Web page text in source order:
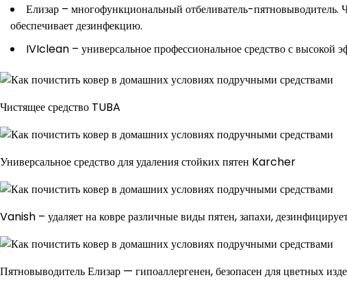
Елизар – многофункциональный отбеливатель-пятновыводитель.
обеспечивает дезинфекцию.
IVIclean – универсальное профессиональное средство с высокой
Чистящее средство TUBA
Универсальное средство для удаления стойких пятен Karcher
Vanish – удаляет на ковре различные виды пятен, запахи,
Пятновыводитель Елизар — гипоаллергенен, безопасен для цветных